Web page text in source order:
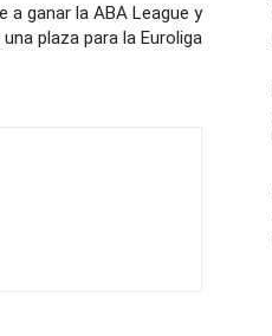
a ganar la ABA League y
plaza para la Euroliga